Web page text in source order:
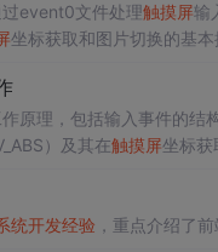
event0文件处理触摸屏输
坐标获取和图片切换的基本
作原理，包括输入事件的
）及其在触摸屏坐标
统开发经验 ，重点介绍了